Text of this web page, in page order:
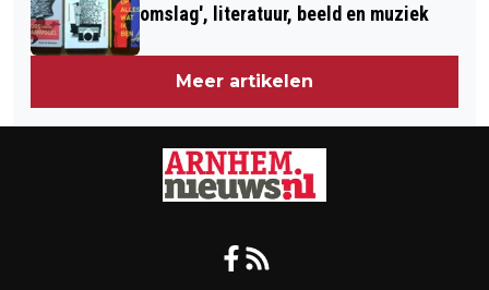
omslag', literatuur, beeld en muziek
Meer artikelen